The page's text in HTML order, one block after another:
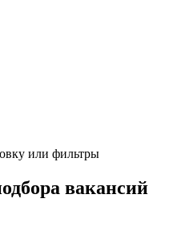
или фильтры
вакансий